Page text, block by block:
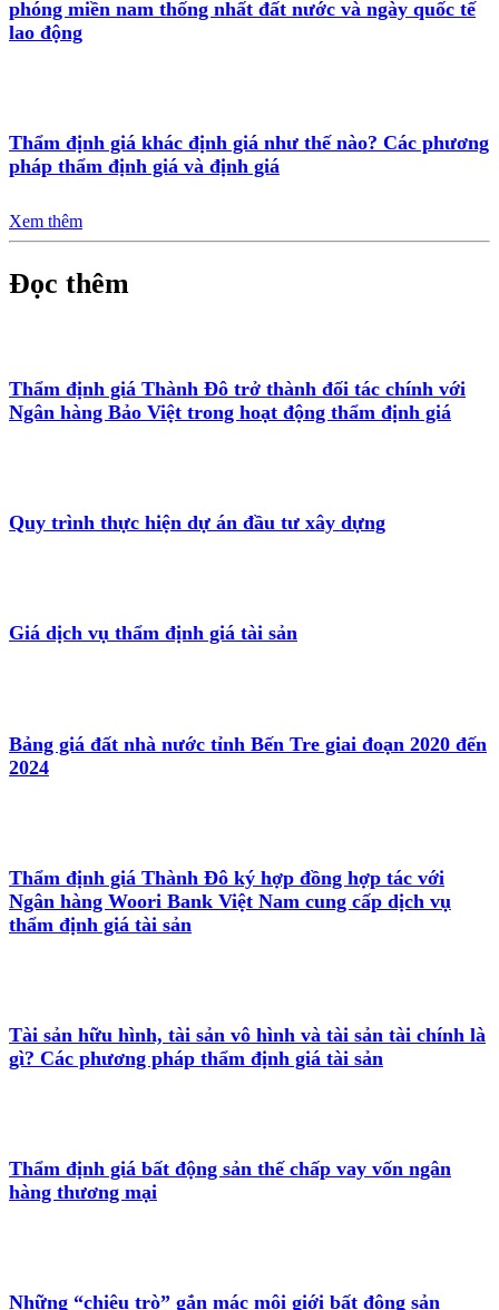
phóng miền nam thống nhất đất nước và ngày quốc tế
lao động
Thẩm định giá khác định giá như thế nào? Các phương
pháp thẩm định giá và định giá
Xem thêm
Đọc thêm
Thẩm định giá Thành Đô trở thành đối tác chính với
Ngân hàng Bảo Việt trong hoạt động thẩm định giá
Quy trình thực hiện dự án đầu tư xây dựng
Giá dịch vụ thẩm định giá tài sản
Bảng giá đất nhà nước tỉnh Bến Tre giai đoạn 2020 đến
2024
Thẩm định giá Thành Đô ký hợp đồng hợp tác với
Ngân hàng Woori Bank Việt Nam cung cấp dịch vụ
thẩm định giá tài sản
Tài sản hữu hình, tài sản vô hình và tài sản tài chính là
gì? Các phương pháp thẩm định giá tài sản
Thẩm định giá bất động sản thế chấp vay vốn ngân
hàng thương mại
Những “chiêu trò” gắn mác môi giới bất động sản